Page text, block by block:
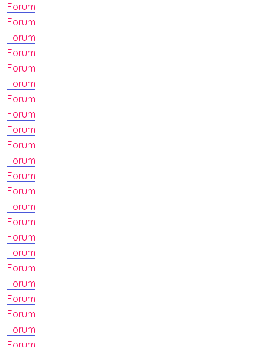
Forum
Forum
Forum
Forum
Forum
Forum
Forum
Forum
Forum
Forum
Forum
Forum
Forum
Forum
Forum
Forum
Forum
Forum
Forum
Forum
Forum
Forum
Forum